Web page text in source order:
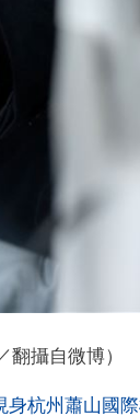
攝自微博）
杭州蕭山國